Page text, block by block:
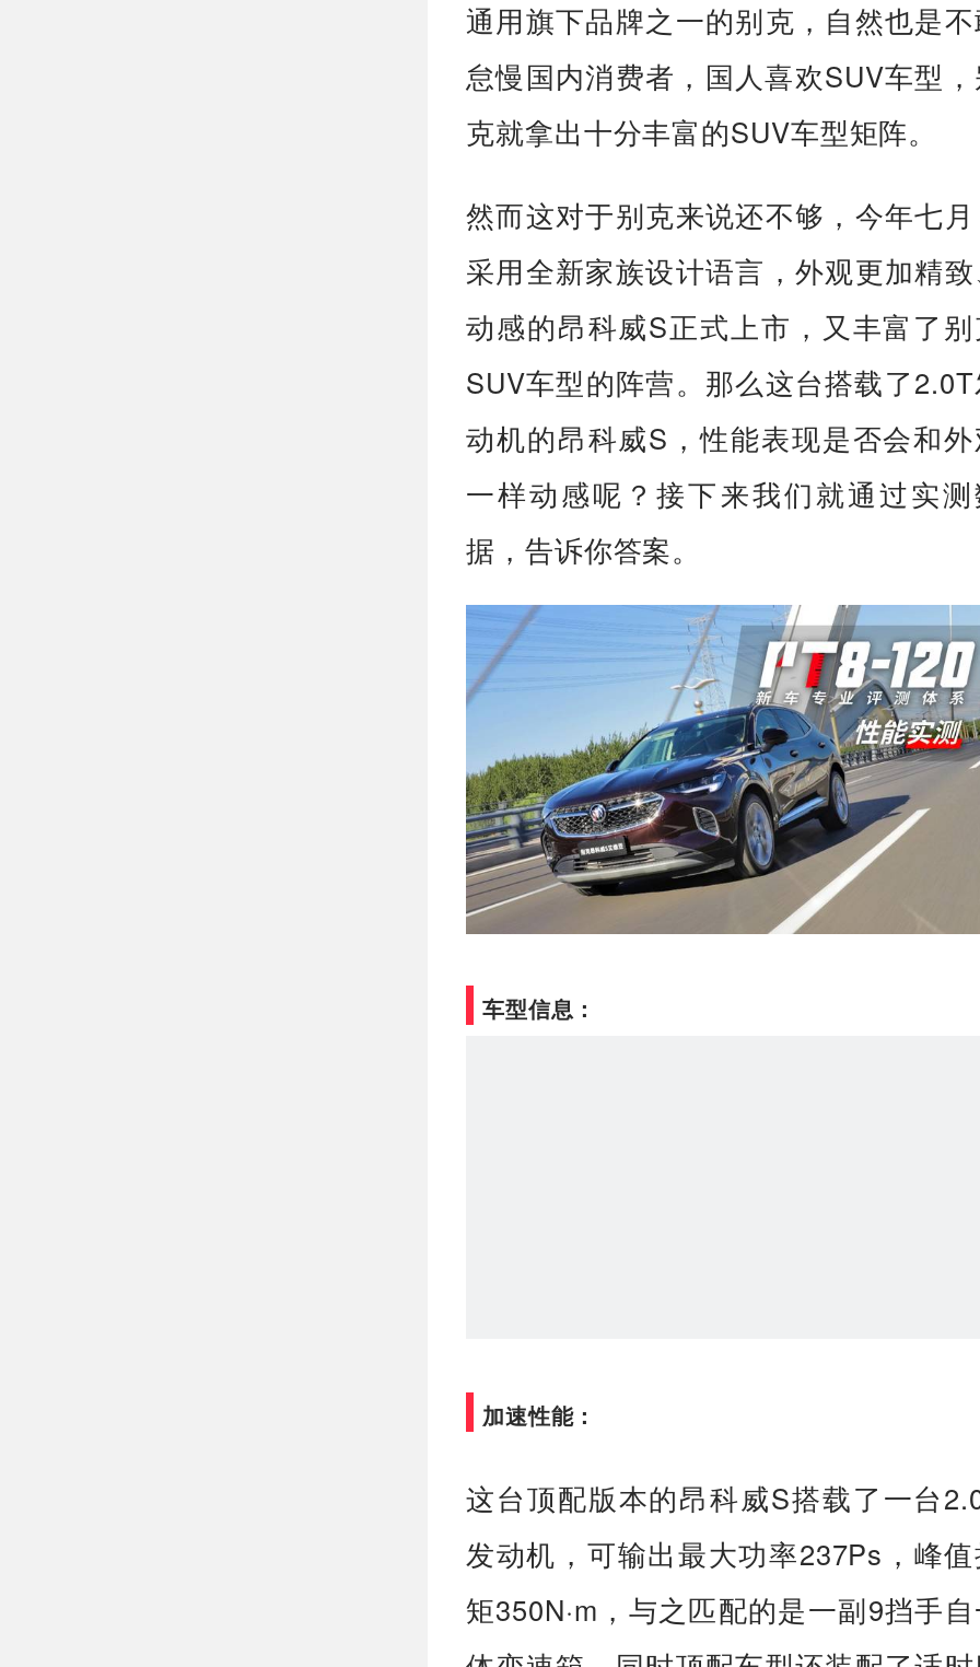
通用旗下品牌之一的别克，自然也是
怠慢国内消费者，国人喜欢SUV车型
克就拿出十分丰富的SUV车型矩阵。
然而这对于别克来说还不够，今年七
采用全新家族设计语言，外观更加精
动感的昂科威S正式上市，又丰富了
SUV车型的阵营。那么这台搭载了
动机的昂科威S，性能表现是否会和
一样动感呢？接下来我们就通过实
据，告诉你答案。
车型信息：